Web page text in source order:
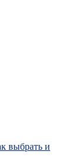
очень
выбрать и